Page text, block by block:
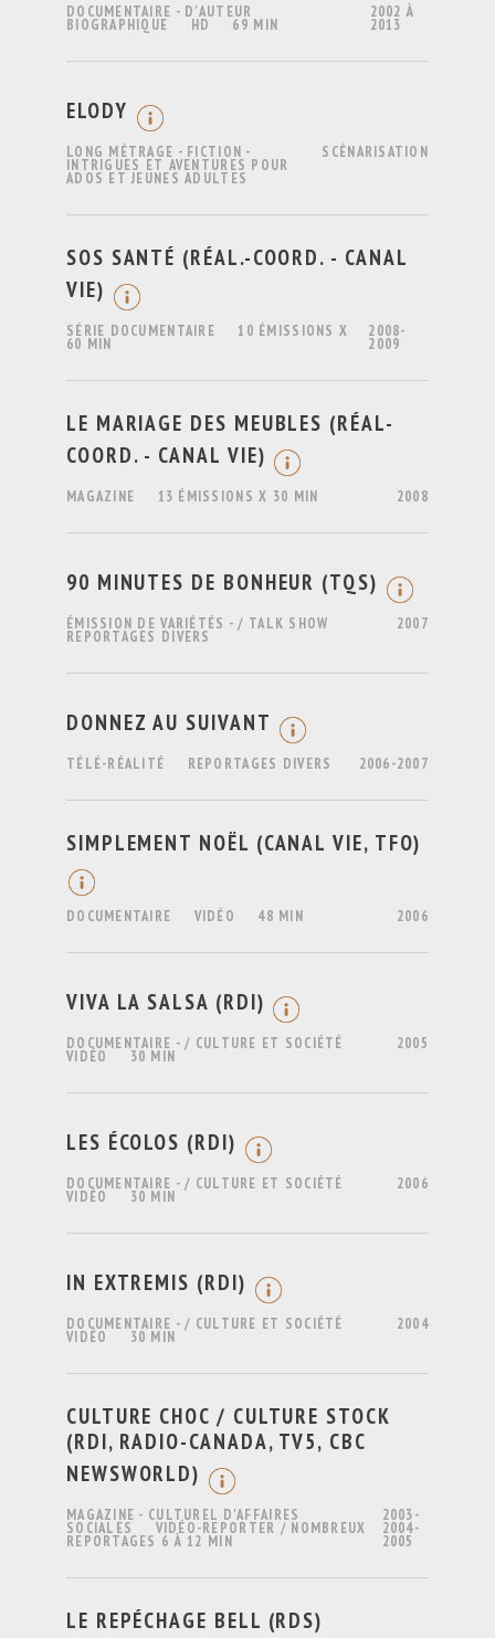
DOCUMENTAIRE - D'AUTEUR
BIOGRAPHIQUE HD 69 MIN
2002 À
2013
ELODY
LONG MÉTRAGE - FICTION -
INTRIGUES ET AVENTURES POUR
ADOS ET JEUNES ADULTES
SCÉNARISATION
SOS SANTÉ (RÉAL.-COORD. - CANAL
VIE)
SÉRIE DOCUMENTAIRE 10 ÉMISSIONS X
60 MIN
2008-
2009
LE MARIAGE DES MEUBLES (RÉAL-
COORD. - CANAL VIE)
MAGAZINE 13 ÉMISSIONS X 30 MIN 2008
90 MINUTES DE BONHEUR (TQS)
ÉMISSION DE VARIÉTÉS - / TALK SHOW
REPORTAGES DIVERS
2007
DONNEZ AU SUIVANT
TÉLÉ-RÉALITÉ REPORTAGES DIVERS 2006-2007
SIMPLEMENT NOËL (CANAL VIE, TFO)
DOCUMENTAIRE VIDÉO 48 MIN 2006
VIVA LA SALSA (RDI)
DOCUMENTAIRE - / CULTURE ET SOCIÉTÉ
VIDÉO 30 MIN
2005
LES ÉCOLOS (RDI)
DOCUMENTAIRE - / CULTURE ET SOCIÉTÉ
VIDÉO 30 MIN
2006
IN EXTREMIS (RDI)
DOCUMENTAIRE - / CULTURE ET SOCIÉTÉ
VIDÉO 30 MIN
2004
CULTURE CHOC / CULTURE STOCK
(RDI, RADIO-CANADA, TV5, CBC
NEWSWORLD)
MAGAZINE - CULTUREL D'AFFAIRES
SOCIALES VIDÉO-REPORTER / NOMBREUX
REPORTAGES 6 À 12 MIN
2003-
2004-
2005
LE REPÉCHAGE BELL (RDS)